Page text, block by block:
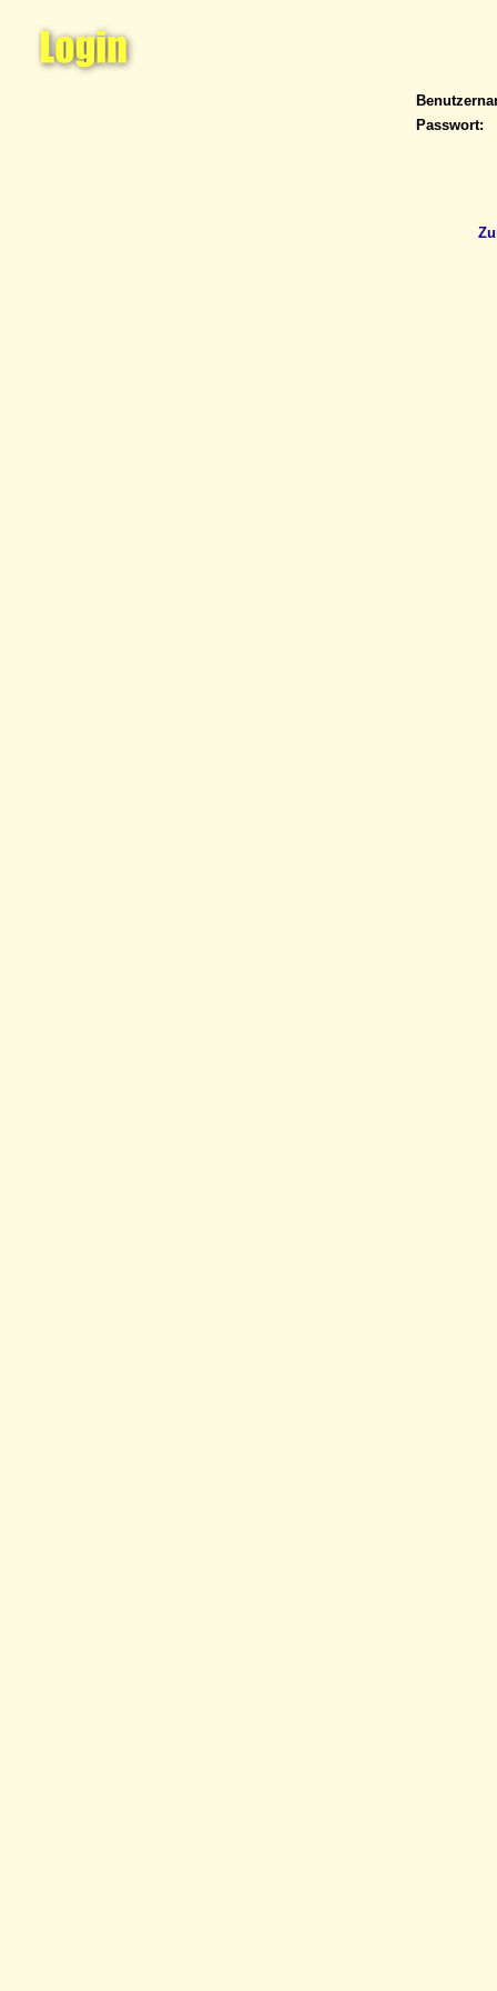
Passwort: